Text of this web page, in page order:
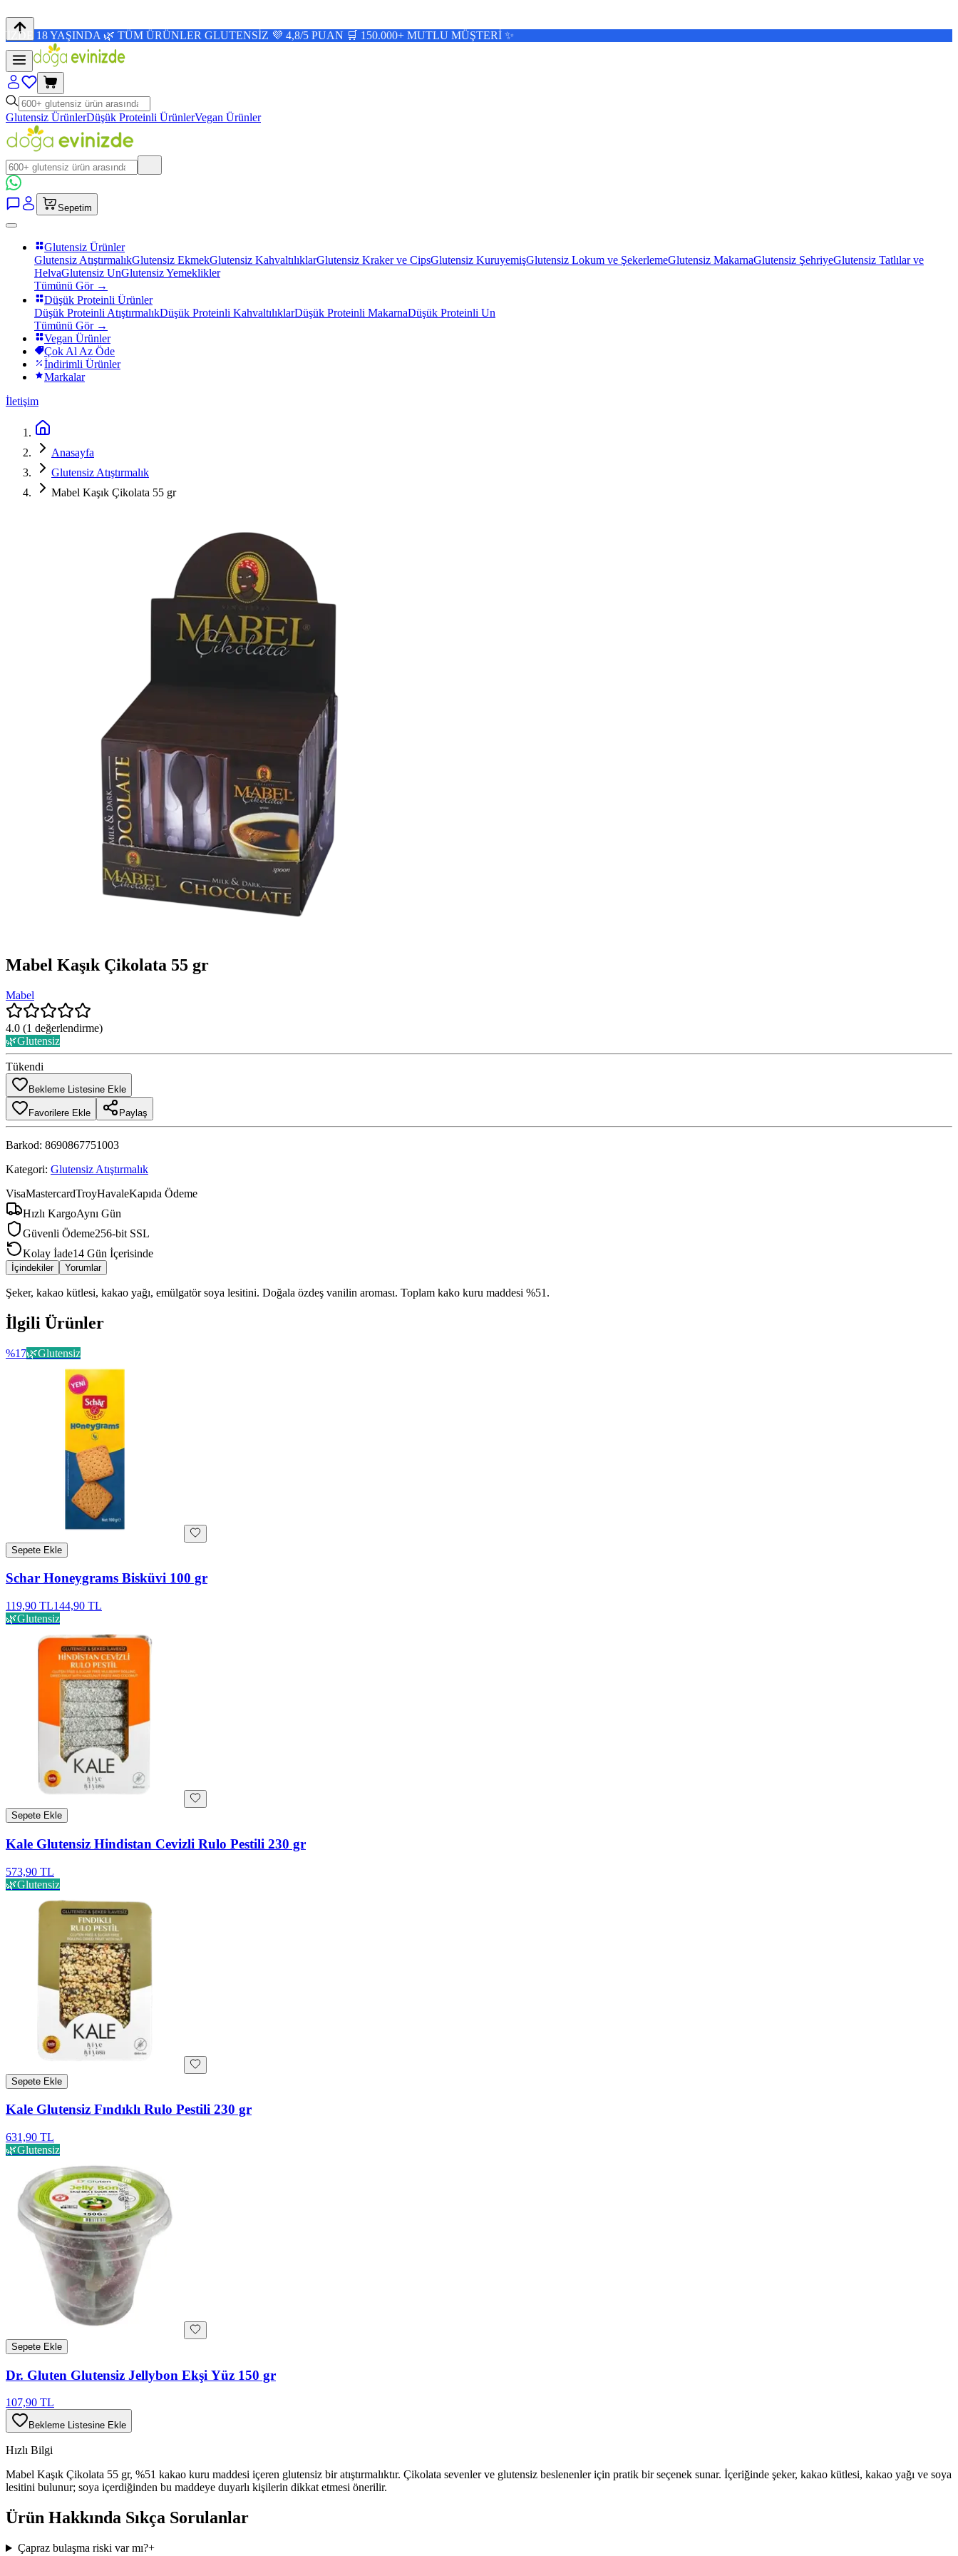
🌿 TÜM ÜRÜNLER GLUTENSİZ 💜 4,8/5 PUAN 🛒 150.000+ MUTLU MÜŞTERİ ✨
Glutensiz ÜrünlerDüşük Proteinli ÜrünlerVegan Ürünler
Sepetim
Glutensiz Ürünler
Glutensiz AtıştırmalıkGlutensiz EkmekGlutensiz KahvaltılıklarGlutensiz Kraker ve CipsGlutensiz KuruyemişGlutensiz Lokum ve ŞekerlemeGlutensiz MakarnaGlutensiz ŞehriyeGlutensiz Tatlılar ve
HelvaGlutensiz UnGlutensiz Yemeklikler
Tümünü Gör →
Düşük Proteinli Ürünler
Düşük Proteinli AtıştırmalıkDüşük Proteinli KahvaltılıklarDüşük Proteinli MakarnaDüşük Proteinli Un
Tümünü Gör →
Vegan Ürünler
Çok Al Az Öde
İndirimli Ürünler
Markalar
İletişim
Anasayfa
Glutensiz Atıştırmalık
Mabel Kaşık Çikolata 55 gr
Mabel Kaşık Çikolata 55 gr
Mabel
4.0 (1 değerlendirme)
🌿Glutensiz
Tükendi
Bekleme Listesine Ekle
Favorilere Ekle Paylaş
Barkod: 8690867751003
Kategori: Glutensiz Atıştırmalık
VisaMastercardTroyHavaleKapıda Ödeme
Hızlı KargoAynı Gün
Güvenli Ödeme256-bit SSL
Kolay İade14 Gün İçerisinde
İçindekiler Yorumlar
Şeker, kakao kütlesi, kakao yağı, emülgatör soya lesitini. Doğala özdeş vanilin aroması. Toplam kako kuru maddesi %51.
İlgili Ürünler
%17🌿Glutensiz
Sepete Ekle
Schar Honeygrams Bisküvi 100 gr
119,90 TL144,90 TL
🌿Glutensiz
Sepete Ekle
Kale Glutensiz Hindistan Cevizli Rulo Pestili 230 gr
573,90 TL
🌿Glutensiz
Sepete Ekle
Kale Glutensiz Fındıklı Rulo Pestili 230 gr
631,90 TL
🌿Glutensiz
Sepete Ekle
Dr. Gluten Glutensiz Jellybon Ekşi Yüz 150 gr
107,90 TL
Bekleme Listesine Ekle
Hızlı Bilgi
Mabel Kaşık Çikolata 55 gr, %51 kakao kuru maddesi içeren glutensiz bir atıştırmalıktır. Çikolata sevenler ve glutensiz beslenenler için pratik bir seçenek sunar. İçeriğinde şeker, kakao kütlesi, kakao yağı ve soya
lesitini bulunur; soya içerdiğinden bu maddeye duyarlı kişilerin dikkat etmesi önerilir.
Ürün Hakkında Sıkça Sorulanlar
Çapraz bulaşma riski var mı?+